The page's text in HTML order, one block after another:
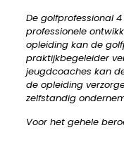
De golfprofessional
professionele
opleiding kan de
praktijkbegeleider
jeugdcoaches kan
de opleiding
zelfstandig
Voor het gehele